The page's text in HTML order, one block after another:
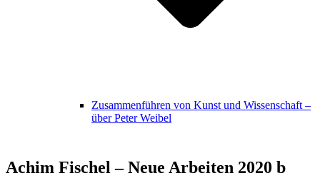
Zusammenführen von Kunst und Wissenschaft –
über Peter Weibel
Achim Fischel – Neue Arbeiten 2020 b